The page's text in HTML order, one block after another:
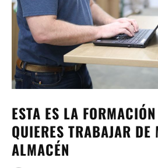
ESTA ES LA
QUIERES TRABAJAR DE
ALMACÉN